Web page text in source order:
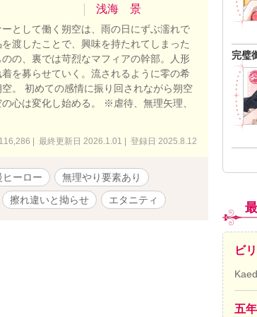
浅海 景
として働く朔空は、雨の日にずぶ濡れで
渡したことで、興味を持たれてしまった
の、裏では苛烈なマフィアの幹部。人形
を募らせていく。流されるように零の希
。 初めての感情に振り回されながら朔空
心は変化し始める。 ※虐待、無理矢理、
| 最終更新日 2026.1.01 | 登録日 2025.8.12
ヒーロー
無理やり要素あり
擦れ違いと拗らせ エタニティ
完璧
ビ
五